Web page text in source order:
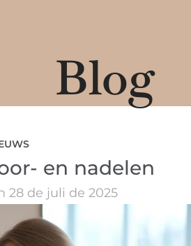
Blog
en nadelen
28 de juli de 2025